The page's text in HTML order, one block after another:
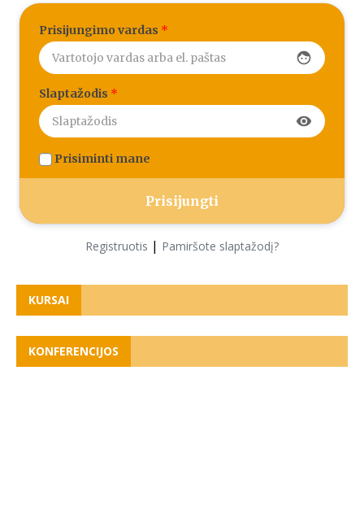
Prisijungimo vardas *
face
Slaptažodis *
visibility
Prisiminti mane
Registruotis | Pamiršote slaptažodį?
KURSAI
KONFERENCIJOS